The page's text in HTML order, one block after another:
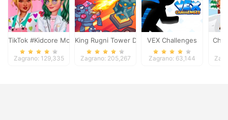
TikTok #Kidcore Models
Zagrano: 129,335
King Rugni Tower Defense
Zagrano: 205,267
VEX Challenges
Zagrano: 63,144